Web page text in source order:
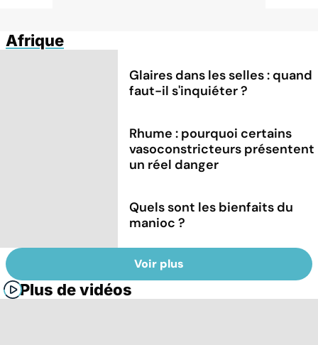
Afrique
Glaires dans les selles : quand
faut-il s'inquiéter ?
Rhume : pourquoi certains
vasoconstricteurs présentent
un réel danger
Quels sont les bienfaits du
manioc ?
Voir plus
Plus de vidéos